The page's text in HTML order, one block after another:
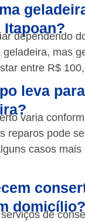
dependendo
geladeira, mas
entre R$
leva
varia
reparos pode
casos
domicílio?
de